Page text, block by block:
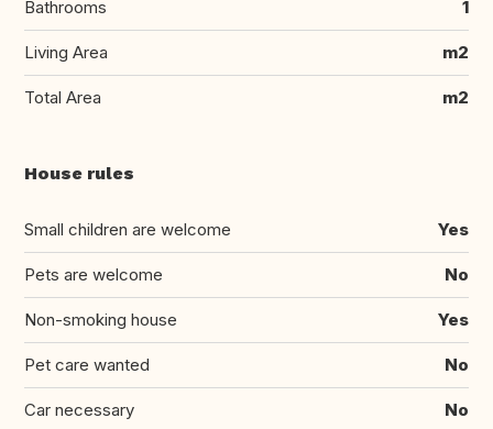
Bathrooms 1
Living Area m2
Total Area m2
House rules
Small children are welcome Yes
Pets are welcome No
Non-smoking house Yes
Pet care wanted No
Car necessary No